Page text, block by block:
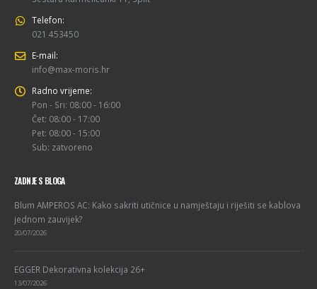
Telefon:
021 453450
E-mail:
info@max-moris.hr
Radno vrijeme:
Pon - Sri: 08:00 - 16:00
Čet: 08:00 - 17:00
Pet: 08:00 - 15:00
Sub: zatvoreno
ZADNJE S BLOGA
Blum AMPEROS AC: Kako sakriti utičnice u namještaju i riješiti se kablova
jednom zauvijek?
20/07/2026
EGGER Dekorativna kolekcija 26+
13/07/2026